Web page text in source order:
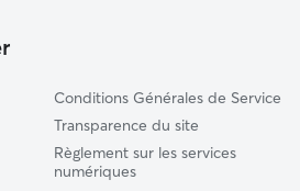
Conditions Générales de Service
Transparence du site
Règlement sur les services
numériques